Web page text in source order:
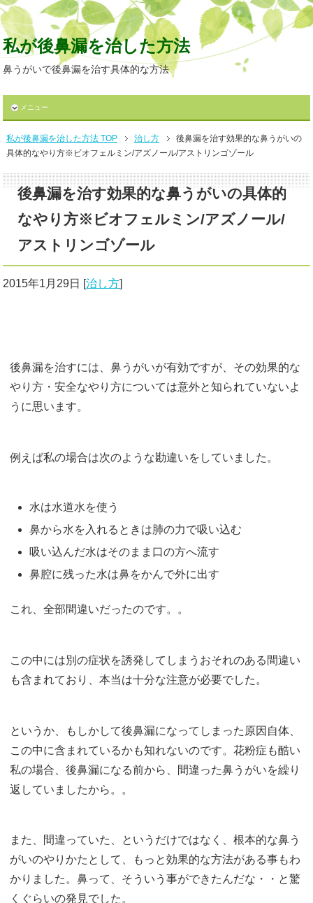
私が後鼻漏を治した方法
鼻うがいで後鼻漏を治す具体的な方法
メニュー
私が後鼻漏を治した方法 TOP 治し方
後鼻漏を治す効果的な鼻うがいの
具体的なやり方※ビオフェルミン/アズノール/アストリンゴゾール
後鼻漏を治す効果的な鼻うがいの具体的
なやり方※ビオフェルミン/アズノール/
アストリンゴゾール
2015年1月29日 [治し方]
後鼻漏を治すには、鼻うがいが有効ですが、その効果的な
やり方・安全なやり方については意外と知られていないよ
うに思います。
例えば私の場合は次のような勘違いをしていました。
水は水道水を使う
鼻から水を入れるときは肺の力で吸い込む
吸い込んだ水はそのまま口の方へ流す
鼻腔に残った水は鼻をかんで外に出す
これ、全部間違いだったのです。。
この中には別の症状を誘発してしまうおそれのある間違い
も含まれており、本当は十分な注意が必要でした。
というか、もしかして後鼻漏になってしまった原因自体、
この中に含まれているかも知れないのです。花粉症も酷い
私の場合、後鼻漏になる前から、間違った鼻うがいを繰り
返していましたから。。
また、間違っていた、というだけではなく、根本的な鼻う
がいのやりかたとして、もっと効果的な方法がある事もわ
かりました。鼻って、そういう事ができたんだな・・と驚
くぐらいの発見でした。